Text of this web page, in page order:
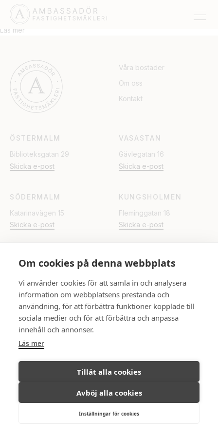
Om cookies på denna webbplats
Vi använder cookies för att samla in och analysera
information om webbplatsens prestanda och
användning, för att förbättra funktioner kopplade till
sociala medier och för att förbättra och anpassa
innehåll och annonser.
Läs mer
Tillåt alla cookies
Avböj alla cookies
Inställningar för cookies
AMBASSADÖR FASTIGHETSMÄKLERI AB
Läs mer
Våra bostäder
Om oss
Kontakt
ÖSTERMALM
Biblioteksgatan 29
Skicka e-post
VASASTAN
Gävlegatan 16
Skicka e-post
SÖDERMALM
Katarinavägen 15
Skicka e-post
KUNGSHOLMEN
Fleminggatan 18
Skicka e-post
Skicka e-post
FÖLJ OSS
Ambassadör Fastighetsmäkleri © All